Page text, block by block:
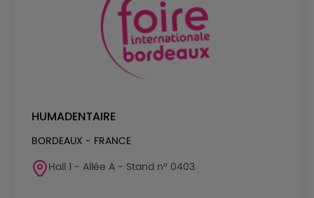
HUMADENTAIRE
BORDEAUX - FRANCE
Hall 1 - Allée A - Stand n° 0403